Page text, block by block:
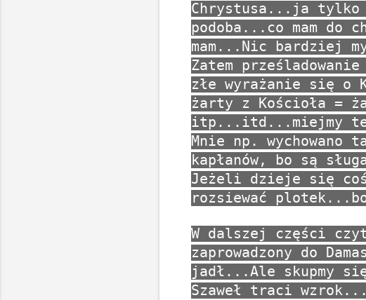
Chrystusa...ja tylko
podoba...co mam do
mam...Nic bardziej
Zatem
złe wyrażanie się o
żarty z Kościoła =
itp...itd...miejmy
Mnie np. wychowano
kapłanów, bo są
Jeżeli dzieje się
rozsiewać
W dalszej części
zaprowadzony do
jadł...Ale skupmy
Szaweł traci